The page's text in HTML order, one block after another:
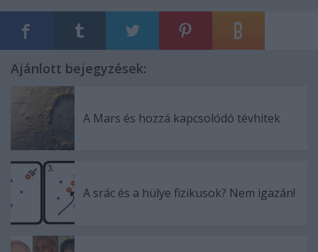
Ajánlott bejegyzések:
A Mars és hozzá kapcsolódó tévhitek
A srác és a hülye fizikusok? Nem igazán!